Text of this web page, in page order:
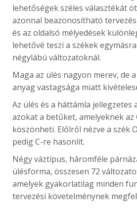
lehetőségek széles választékát
azonnal beazonosítható
és az oldalsó mélyedések
lehetővé teszi a székek
négylábú változatoknál.
Maga az ülés nagyon merev, de
anyag vastagsága miatt
Az ülés és a háttámla jellegzetes
azokat a betűket, amelyeknek az
köszönheti. Előlről nézve a szék
pedig C-re hasonlít.
Négy váztípus, háromféle
ülésforma, összesen 72
amelyek gyakorlatilag minden
tervezési követelménynek